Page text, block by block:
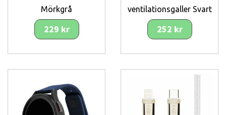
Mörkgrå
229 kr
ventilationsgaller Svart
252 kr